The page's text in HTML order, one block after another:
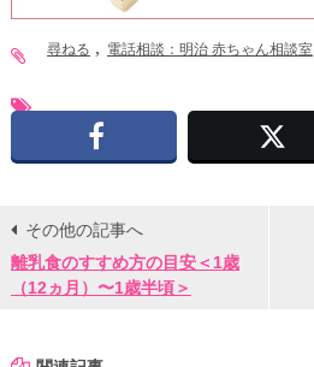
尋ねる 電話相談：明治 赤ちゃん相談室
その他の記事へ
離乳食のすすめ方の目安＜1歳
（12ヵ月）〜1歳半頃＞